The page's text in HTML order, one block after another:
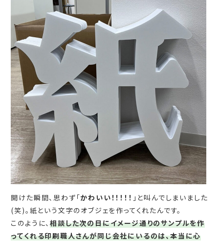
開けた瞬間、思わず「かわいい！！！！！ 」と叫んでしまいました
(笑)。紙という文字のオブジェを作ってくれたんです。
このように、相談した次の日にイメージ通りのサンプルを作
ってくれる印刷職人さんが同じ会社にいるのは、本当に心